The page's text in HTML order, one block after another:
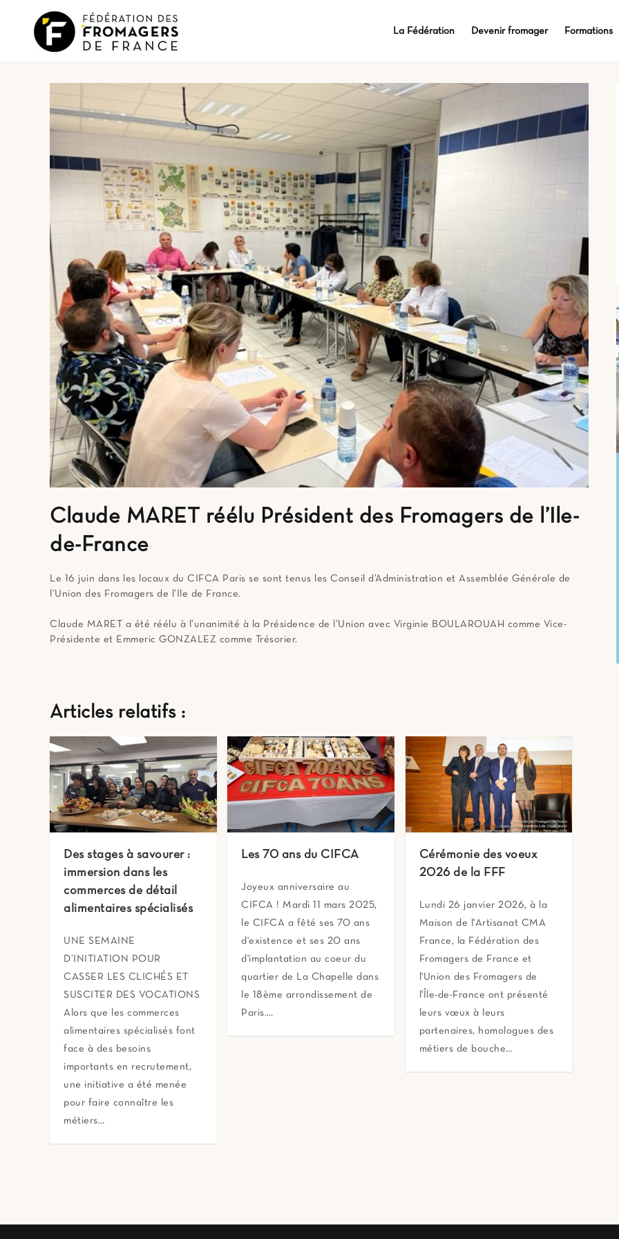
La Fédération Devenir fromager Formations
Claude MARET réélu Président des Fromagers de l’Ile-
de-France
Le 16 juin dans les locaux du CIFCA Paris se sont tenus les Conseil d’Administration et Assemblée Générale de
l’Union des Fromagers de l’Ile de France.
Claude MARET a été réélu à l’unanimité à la Présidence de l’Union avec Virginie BOULAROUAH comme Vice-
Présidente et Emmeric GONZALEZ comme Trésorier.
Articles relatifs :
Des stages à savourer :
immersion dans les
commerces de détail
alimentaires spécialisés
UNE SEMAINE
D’INITIATION POUR
CASSER LES CLICHÉS ET
SUSCITER DES VOCATIONS
Alors que les commerces
alimentaires spécialisés font
face à des besoins
importants en recrutement,
une initiative a été menée
pour faire connaître les
métiers…
Les 70 ans du CIFCA
Joyeux anniversaire au
CIFCA ! Mardi 11 mars 2025,
le CIFCA a fêté ses 70 ans
d'existence et ses 20 ans
d'implantation au coeur du
quartier de La Chapelle dans
le 18ème arrondissement de
Paris.…
Cérémonie des voeux
2026 de la FFF
Lundi 26 janvier 2026, à la
Maison de l'Artisanat CMA
France, la Fédération des
Fromagers de France et
l'Union des Fromagers de
l'Île-de-France ont présenté
leurs vœux à leurs
partenaires, homologues des
métiers de bouche…